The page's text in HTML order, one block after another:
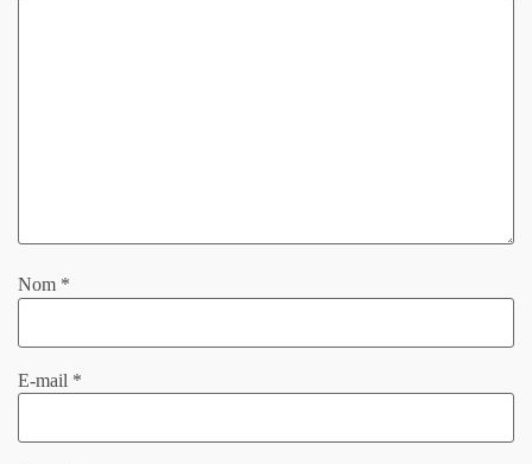
Nom *
E-mail *